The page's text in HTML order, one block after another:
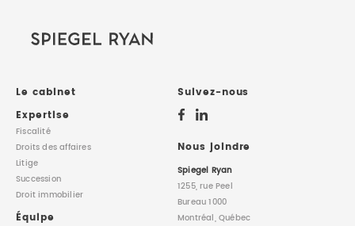
Le cabinet
Expertise
Fiscalité
Droits des affaires
Litige
Succession
Droit immobilier
Équipe
Suivez-nous
Nous joindre
Spiegel Ryan
1255, rue Peel
Bureau 1000
Montréal, Québec